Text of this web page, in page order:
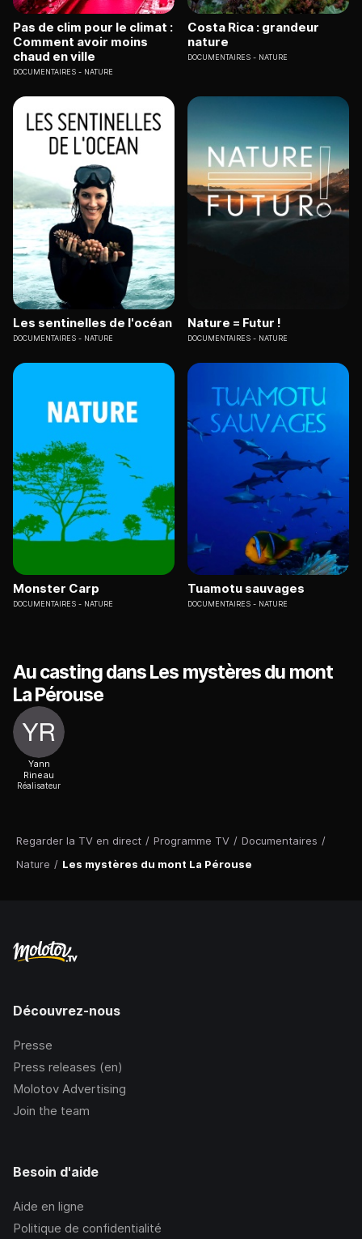
Regarder la TV en direct / Programme TV / Documentaires /
Nature / Les mystères du mont La Pérouse
Pas de clim pour le climat :
Comment avoir moins
chaud en ville
DOCUMENTAIRES NATURE
Costa Rica : grandeur
nature
DOCUMENTAIRES NATURE
Les sentinelles de l'océan
DOCUMENTAIRES NATURE
Nature = Futur !
DOCUMENTAIRES NATURE
Monster Carp
DOCUMENTAIRES NATURE
Tuamotu sauvages
DOCUMENTAIRES NATURE
Au casting dans Les mystères du mont
La Pérouse
Yann
Rineau
Réalisateur
Découvrez-nous
Presse
Press releases (en)
Molotov Advertising
Join the team
Besoin d'aide
Aide en ligne
Politique de confidentialité